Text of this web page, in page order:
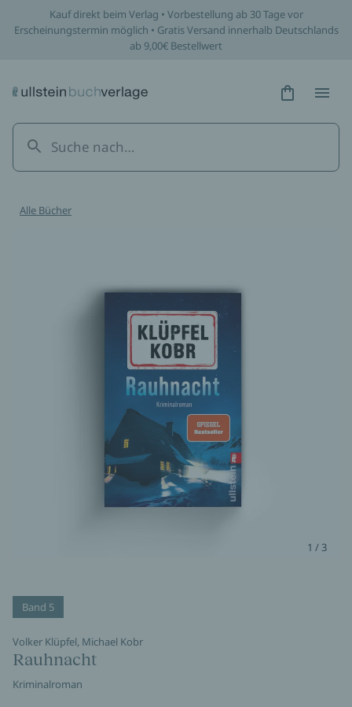
Kauf direkt beim Verlag • Vorbestellung ab 30 Tage vor
Erscheinungstermin möglich • Gratis Versand innerhalb Deutschlands
ab 9,00€ Bestellwert
Hidden
Alle Bücher
1 / 3
Band 5
Volker Klüpfel, Michael Kobr
Rauhnacht
Kriminalroman